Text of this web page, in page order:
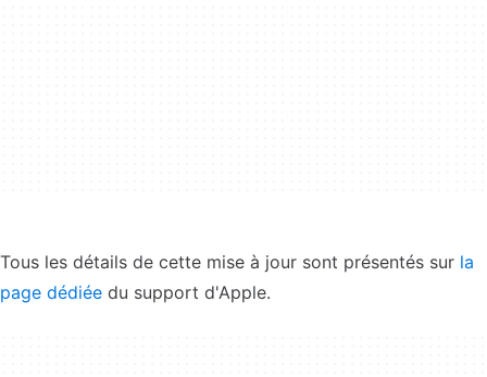
Tous les détails de cette mise à jour sont présentés sur la
page dédiée du support d'Apple.